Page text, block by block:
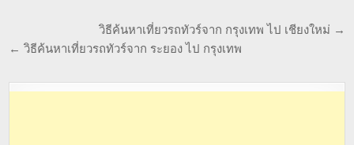
วิธีค้นหาเที่ยวรถทัวร์จาก กรุงเทพ ไป เชียงใหม่ →
← วิธีค้นหาเที่ยวรถทัวร์จาก ระยอง ไป กรุงเทพ